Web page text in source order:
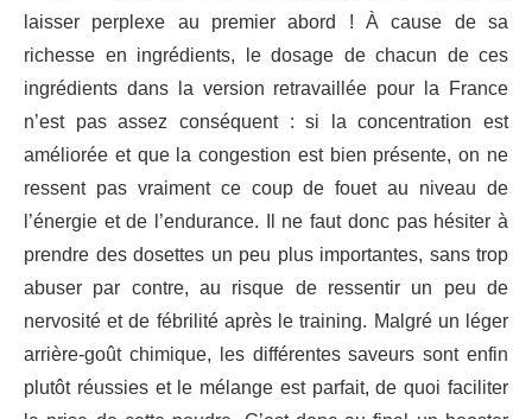
laisser perplexe au premier abord ! À cause de sa
richesse en ingrédients, le dosage de chacun de ces
ingrédients dans la version retravaillée pour la France
n’est pas assez conséquent : si la concentration est
améliorée et que la congestion est bien présente, on ne
ressent pas vraiment ce coup de fouet au niveau de
l’énergie et de l’endurance. Il ne faut donc pas hésiter à
prendre des dosettes un peu plus importantes, sans trop
abuser par contre, au risque de ressentir un peu de
nervosité et de fébrilité après le training. Malgré un léger
arrière-goût chimique, les différentes saveurs sont enfin
plutôt réussies et le mélange est parfait, de quoi faciliter